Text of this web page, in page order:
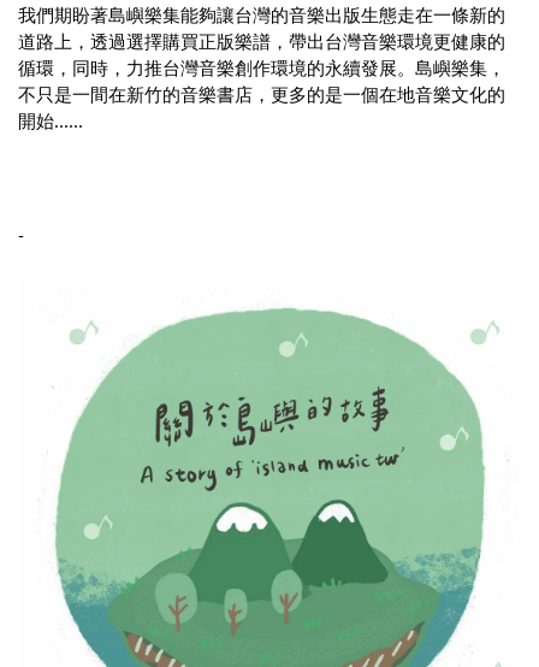
我們期盼著島嶼樂集能夠讓台灣的音樂出版生態走在一條新的
道路上，透過選擇購買正版樂譜，帶出台灣音樂環境更健康的
循環，同時，力推台灣音樂創作環境的永續發展。島嶼樂集，
不只是一間在新竹的音樂書店，更多的是一個在地音樂文化的
開始......
-